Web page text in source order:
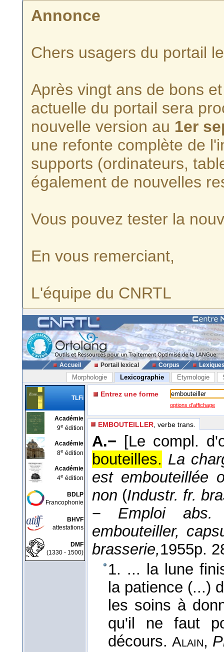
Annonce
Chers usagers du portail
Après vingt ans de bons
actuelle du portail sera
nouvelle version au 1er
une refonte complète de
supports (ordinateurs,
également de nouvelles
Vous pouvez tester la
En vous remerciant,
L'équipe du CNRTL
Accueil Portail lexical Corpus
Morphologie Lexicographie Etymologie
TLFi
Académie
9e édition
Académie
8e édition
Académie
4e édition
BDLP
Francophonie
BHVF
attestations
DMF
(1330 - 1500)
Entrez une forme
options d'affichage
EMBOUTEILLER , verbe trans.
A.− [Le compl.
bouteilles. La
est embouteillée
non (Industr. fr.
− Emploi abs.
embouteiller,
brasserie,1955p.
1. ... la lune
la patience (...)
les soins à
qu'il ne faut
décours. Alain,